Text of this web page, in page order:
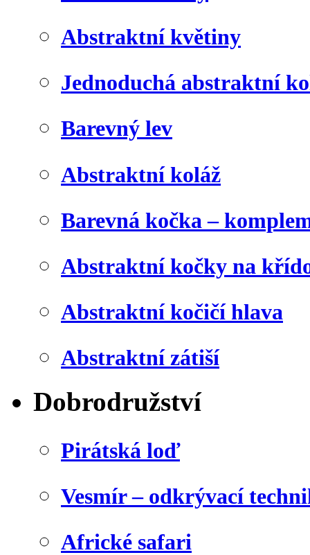
Abstraktní květiny
Jednoduchá abstraktní
Barevný lev
Abstraktní koláž
Barevná kočka –
Abstraktní kočky na
Abstraktní kočičí hlava
Abstraktní zátiší
Dobrodružství
Pirátská loď
Vesmír – odkrývací
Africké safari